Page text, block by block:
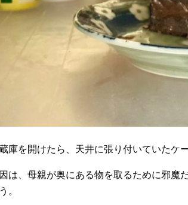
庫を開けたら、天井に張り付いていたケー
は、母親が奥にある物を取るために邪魔
。